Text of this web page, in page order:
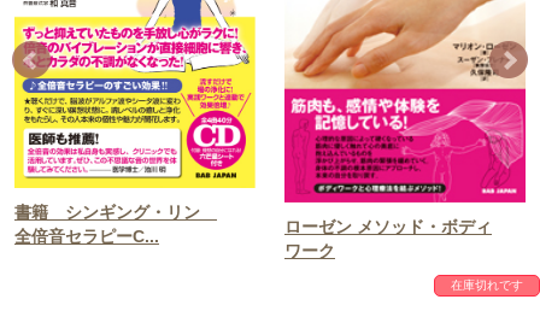
書籍 シンギング・リン
全倍音セラピーC...
ローゼン メソッド・ボディ
ワーク
在庫切れです